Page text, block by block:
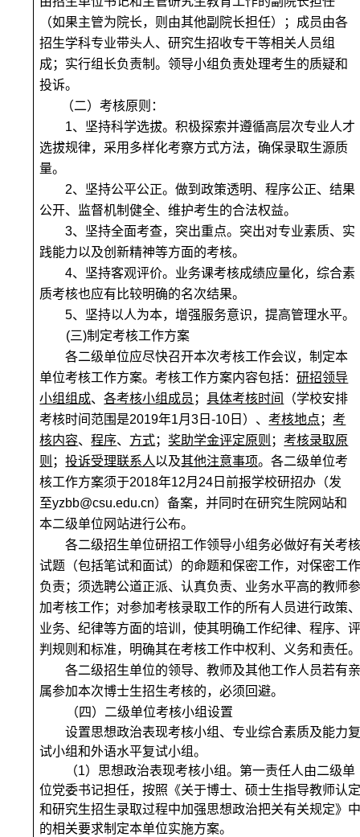
（如果主管为院长，则由其他副院长担任）；成员由各
招生学科专业带头人、研究生招收专干等相关人员组
成；实行组长负责制。领导小组负责处理考生的质疑和
投诉。
（二）考核原则：
1、坚持科学选拔。积极探索并遵循高层次专业人才
选拔规律，采用多样化考察方式方法，确保录取生源质
量。
2、坚持公平公正。做到政策透明、程序公正、结果
公开、监督机制健全、维护考生的合法权益。
3、坚持全面考查，突出重点。突出对专业素质、实
践能力以及创新精神等方面的考核。
4、坚持客观评价。业务课考核成绩应量化，综合素
质考核也应有比较明确的名次结果。
5、坚持以人为本，增强服务意识，提高管理水平。
(三)制定考核工作方案
各二级单位应尽快召开本次考核工作会议，制定本
单位考核工作方案。考核工作方案内容包括：研招领导
小组组成、各考核小组成员 ；具体考核时间
（学校安排
考核时间范围是2019年1月3日-10日 ）、考核地点 ；考
核内容、程序、 方式； 奖助学金评定原则 ；考核录取原
则 ；投诉受理联系人以及其他注意事项。各二级单位考
核工作方案须于2018年12月24日前报学校研招办（发
至yzbb@csu.edu.cn）备案，并同时在研究生院网站和
本二级单位网站进行公布。
各二级招生单位研招工作领导小组务必做好有关考
试题（包括笔试和面试）的命题和保密工作，对保密工
负责；须选聘公道正派、认真负责、业务水平高的教师
加考核工作；对参加考核录取工作的所有人员进行政策
业务、纪律等方面的培训，使其明确工作纪律、程序、
判规则和标准，明确其在考核工作中权利、义务和责任
各二级招生单位的领导、教师及其他工作人员若有
属参加本次博士生招生考核的，必须回避。
（四）二级单位考核小组设置
设置思想政治表现考核小组 、专业综合素质及能力
试小组和外语水平复试小组。
（1） 思想政治表现考核小组。第一责任人由二级单
位党委书记担任，按照《关于博士、硕士生指导教师认
和研究生招生录取过程中加强思想政治把关有关规定》
的相关要求制定本单位实施方案。